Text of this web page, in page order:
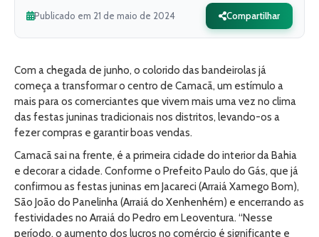
Publicado em 21 de maio de 2024 Compartilhar
Com a chegada de junho, o colorido das bandeirolas já
começa a transformar o centro de Camacã, um estímulo a
mais para os comerciantes que vivem mais uma vez no clima
das festas juninas tradicionais nos distritos, levando-os a
fezer compras e garantir boas vendas.
Camacã sai na frente, é a primeira cidade do interior da Bahia
e decorar a cidade. Conforme o Prefeito Paulo do Gás, que já
confirmou as festas juninas em Jacareci (Arraiá Xamego Bom),
São João do Panelinha (Arraiá do Xenhenhém) e encerrando as
festividades no Arraiá do Pedro em Leoventura. “Nesse
período, o aumento dos lucros no comércio é significante e